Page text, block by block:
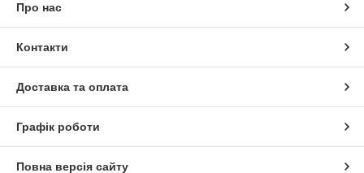
Про нас
Контакти
Доставка та оплата
Графік роботи
Повна версія сайту